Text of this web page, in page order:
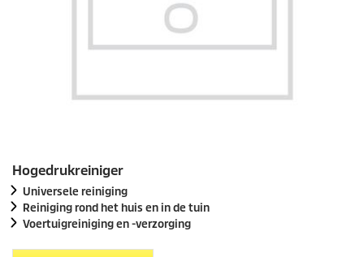
Hogedrukreiniger
Universele reiniging
Reiniging rond het huis en in de tuin
Voertuigreiniging en -verzorging